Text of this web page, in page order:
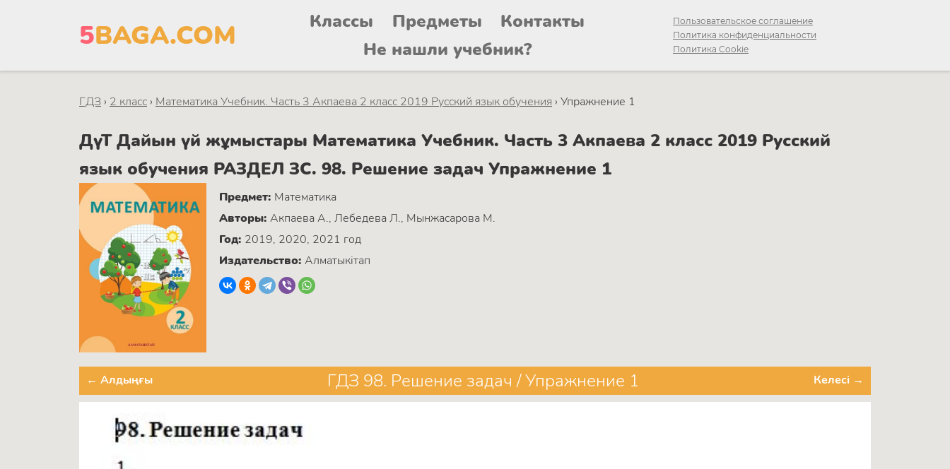
5BAGA.COM Классы Предметы
Контакты
Не нашли учебник?
Пользовательское соглашение
Политика конфиденциальности
Политика Cookie
ГДЗ › 2 класс › Математика Учебник. Часть 3 Акпаева 2 класс 2019 Русский язык обучения › Упражнение 1
ДүТ Дайын үй жұмыстары Математика Учебник. Часть 3 Акпаева 2 класс 2019 Русский
язык обучения РАЗДЕЛ ЗС. 98. Решение задач Упражнение 1
Предмет: Математика
Авторы: Акпаева А., Лебедева Л., Мынжасарова М.
Год: 2019, 2020, 2021 год
Издательство: Алматыкітап
← Алдыңғы ГДЗ 98. Решение задач / Упражнение 1 Келесі →